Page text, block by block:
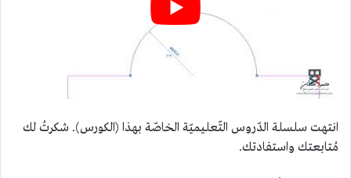
انتهت سلسلة الدّروس التّعليميّة الخاصّة بهذا (الكورس). شكرتُ لك
مُتابعتك واستفادتك.